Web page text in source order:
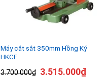
Máy cắt sắt 350mm Hồng Ký
HKCF
3.700.000₫ 3.515.000₫